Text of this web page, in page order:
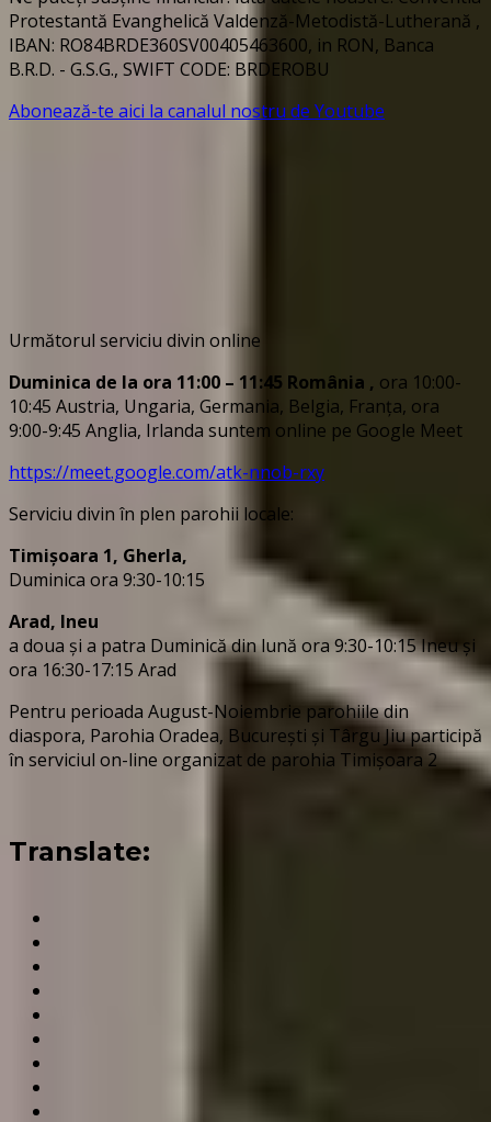
Protestantă Evanghelică Valdenză-Metodistă-Lutherană ,
IBAN: RO84BRDE360SV00405463600, in RON, Banca
B.R.D. - G.S.G., SWIFT CODE: BRDEROBU
Abonează-te aici la canalul nostru de Youtube
Următorul serviciu divin online
Duminica de la ora 11:00 – 11:45 România , ora 10:00-
10:45 Austria, Ungaria, Germania, Belgia, Franța, ora
9:00-9:45 Anglia, Irlanda suntem online pe Google Meet
https://meet.google.com/atk-nnob-rxy
Serviciu divin în plen parohii locale:
Timișoara 1, Gherla,
Duminica ora 9:30-10:15
Arad, Ineu
a doua și a patra Duminică din lună ora 9:30-10:15 Ineu și
ora 16:30-17:15 Arad
Pentru perioada August-Noiembrie parohiile din
diaspora, Parohia Oradea, București și Târgu Jiu participă
în serviciul on-line organizat de parohia Timișoara 2
Translate: